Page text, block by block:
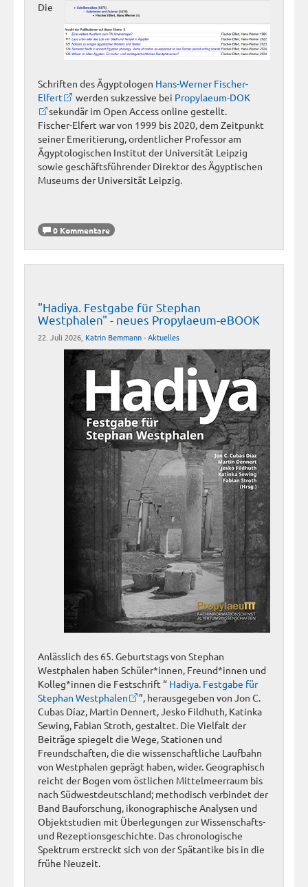
Die
Schriften des Ägyptologen Hans-Werner Fischer-
Elfert
werden sukzessive bei Propylaeum-DOK
sekundär im Open Access online gestellt.
Fischer-Elfert war von 1999 bis 2020, dem Zeitpunkt
seiner Emeritierung, ordentlicher Professor am
Ägyptologischen Institut der Universität Leipzig
sowie geschäftsführender Direktor des Ägyptischen
Museums der Universität Leipzig.
0 Kommentare
"Hadiya. Festgabe für Stephan
Westphalen" - neues Propylaeum-eBOOK
22. Juli 2026, Katrin Bemmann-Aktuelles
Anlässlich des 65. Geburtstags von Stephan
Westphalen haben Schüler*innen, Freund*innen und
Kolleg*innen die Festschrift “ Hadiya. Festgabe für
Stephan Westphalen
”, herausgegeben von Jon C.
Cubas Díaz, Martin Dennert, Jesko Fildhuth, Katinka
Sewing, Fabian Stroth, gestaltet. Die Vielfalt der
Beiträge spiegelt die Wege, Stationen und
Freundschaften, die die wissenschaftliche Laufbahn
von Westphalen geprägt haben, wider. Geographisch
reicht der Bogen vom östlichen Mittelmeerraum bis
nach Südwestdeutschland; methodisch verbindet der
Band Bauforschung, ikonographische Analysen und
Objektstudien mit Überlegungen zur Wissenschafts-
und Rezeptionsgeschichte. Das chronologische
Spektrum erstreckt sich von der Spätantike bis in die
frühe Neuzeit.